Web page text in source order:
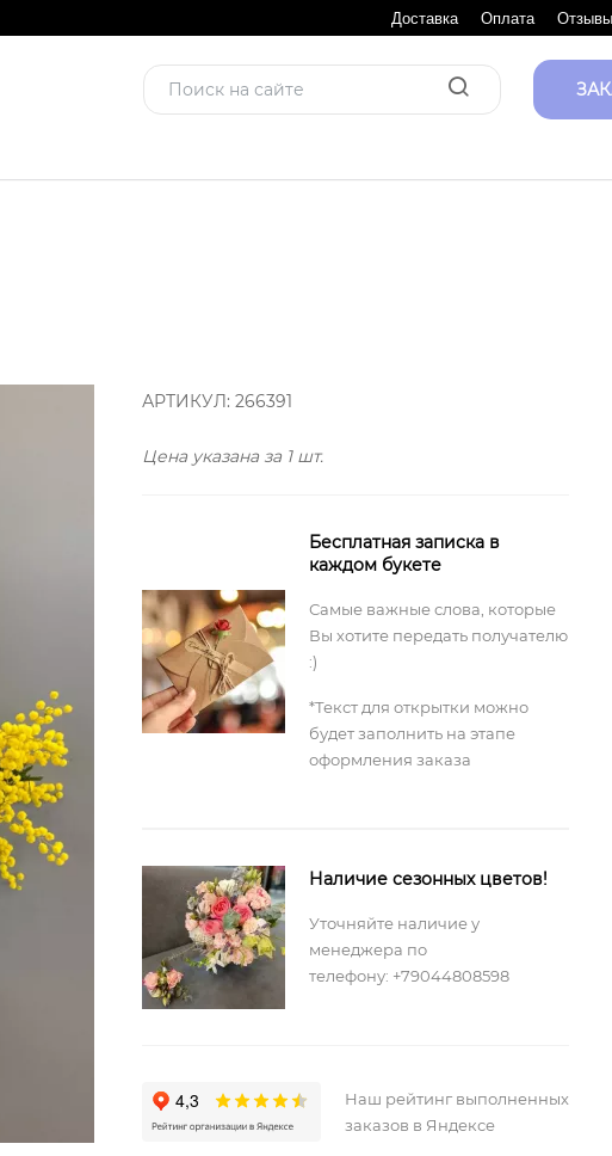
Доставка Оплата Отзывы
АРТИКУЛ: 266391
Цена указана за 1 шт.
Бесплатная записка в
каждом букете
Самые важные слова, которые
Вы хотите передать получателю
:)
*Текст для открытки можно
будет заполнить на этапе
оформления заказа
Наличие сезонных цветов!
Уточняйте наличие у
менеджера по
телефону: +79044808598
Наш рейтинг выполненных
заказов в Яндексе